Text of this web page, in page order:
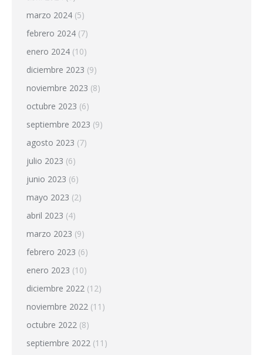
marzo 2024 (5)
febrero 2024 (7)
enero 2024 (10)
diciembre 2023 (9)
noviembre 2023 (8)
octubre 2023 (6)
septiembre 2023 (9)
agosto 2023 (7)
julio 2023 (6)
junio 2023 (6)
mayo 2023 (2)
abril 2023 (4)
marzo 2023 (9)
febrero 2023 (6)
enero 2023 (10)
diciembre 2022 (12)
noviembre 2022 (11)
octubre 2022 (8)
septiembre 2022 (11)